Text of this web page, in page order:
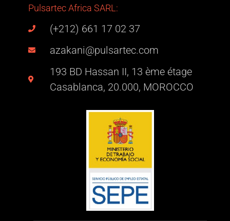
Pulsartec Africa SARL:
(+212) 661 17 02 37
azakani@pulsartec.com
193 BD Hassan II, 13 ème étage
Casablanca, 20.000, MOROCCO